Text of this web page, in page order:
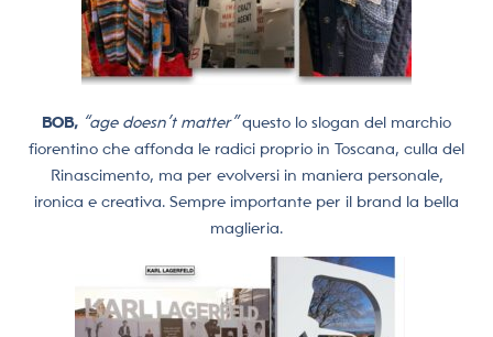
BOB, “age doesn’t matter”questo lo slogan del marchio
fiorentino che affonda le radici proprio in Toscana, culla del
Rinascimento, ma per evolversi in maniera personale,
ironica e creativa. Sempre importante per il brand la bella
maglieria.